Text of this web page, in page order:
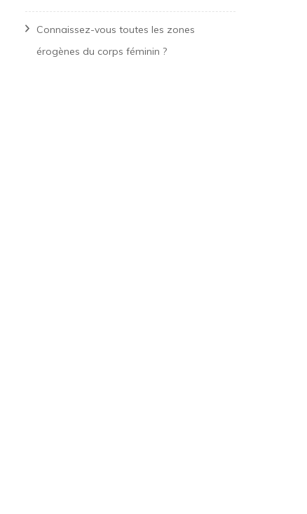
Connaissez-vous toutes les zones
érogènes du corps féminin ?